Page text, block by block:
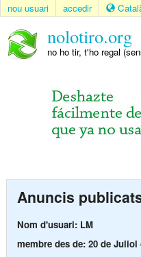
nou usuari accedir
nolotiro.org
no ho tir, t'ho regal
Anuncis
Nom d'usuari: LM
membre des de: 20 de Juliol